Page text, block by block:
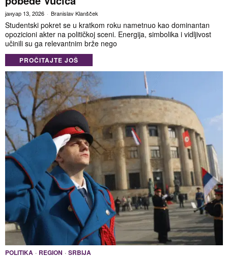
јануар 13, 2026 Branislav Klanšček
Studentski pokret se u kratkom roku nametnuo kao dominantan
opozicioni akter na političkoj sceni. Energija, simbolika i vidljivost
učinili su ga relevantnim brže nego
PROČITAJTE JOŠ
POLITIKA · REGION · SRBIJA